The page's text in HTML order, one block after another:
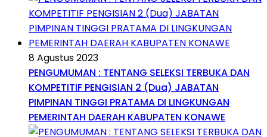
8 Agustus 2023
PENGUMUMAN : TENTANG SELEKSI TERBUKA DAN
KOMPETITIF PENGISIAN 2 (Dua) JABATAN
PIMPINAN TINGGI PRATAMA DI LINGKUNGAN
PEMERINTAH DAERAH KABUPATEN KONAWE